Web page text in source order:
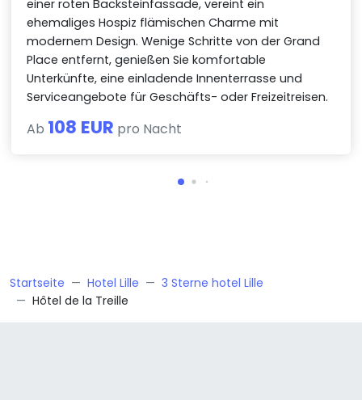
einer roten Backsteinfassade, vereint ein
ehemaliges Hospiz flämischen Charme mit
modernem Design. Wenige Schritte von der Grand
Place entfernt, genießen Sie komfortable
Unterkünfte, eine einladende Innenterrasse und
Serviceangebote für Geschäfts- oder Freizeitreisen.
Ab 108 EUR pro Nacht
Startseite Hotel Lille
3 Sterne hotel Lille
Hôtel de la Treille